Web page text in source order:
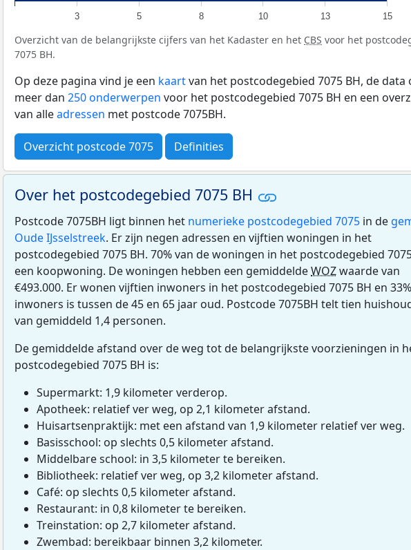
3 5 8 10 13 15
Overzicht van de belangrijkste cijfers van het Kadaster en het CBS voor het
7075 BH.
Op deze pagina vind je een kaartvan het postcodegebied 7075 BH, de data
meer dan 250 onderwerpen voor het postcodegebied 7075 BH en een
van alleadressen met postcode 7075BH.
Overzicht postcode 7075 Definities
Over het postcodegebied 7075 BH
Postcode 7075BH ligt binnen het numerieke postcodegebied 7075 in de
Oude IJsselstreek. Er zijn negen adressen en vijftien woningen in het
postcodegebied 7075 BH. 70% van de woningen in het postcodegebied
een koopwoning. De woningen hebben een gemiddeldeWOZwaarde van
€493.000. Er wonen vijftien inwoners in het postcodegebied 7075 BH en
inwoners is tussen de 45 en 65 jaar oud. Postcode 7075BH telt tien
van gemiddeld 1,4 personen.
De gemiddelde afstand over de weg tot de belangrijkste voorzieningen in
postcodegebied 7075 BH is:
Supermarkt: 1,9 kilometer verderop.
Apotheek: relatief ver weg, op 2,1 kilometer afstand.
Huisartsenpraktijk: met een afstand van 1,9 kilometer relatief ver weg.
Basisschool: op slechts 0,5 kilometer afstand.
Middelbare school: in 3,5 kilometer te bereiken.
Bibliotheek: relatief ver weg, op 3,2 kilometer afstand.
Café: op slechts 0,5 kilometer afstand.
Restaurant: in 0,8 kilometer te bereiken.
Treinstation: op 2,7 kilometer afstand.
Zwembad: bereikbaar binnen 3,2 kilometer.